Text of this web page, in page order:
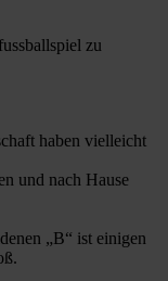
zu
haben vielleicht
und nach Hause
„B“ ist einigen